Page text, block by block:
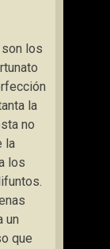
los
la
no
la
los
un
que